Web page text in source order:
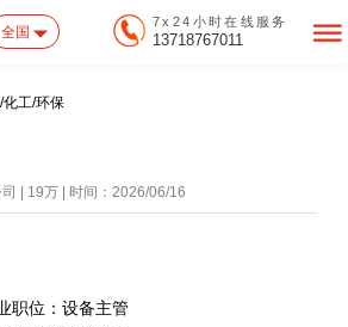
全国
7x24小时在线服务
13718767011
化工/环保
| 19万 | 时间：2026/06/16
职位：设备主管